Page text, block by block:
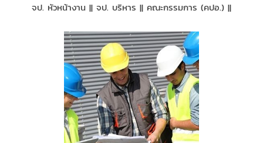
จป. หัวหน้างาน || จป. บริหาร || คณะกรรมการ (คปอ.) ||